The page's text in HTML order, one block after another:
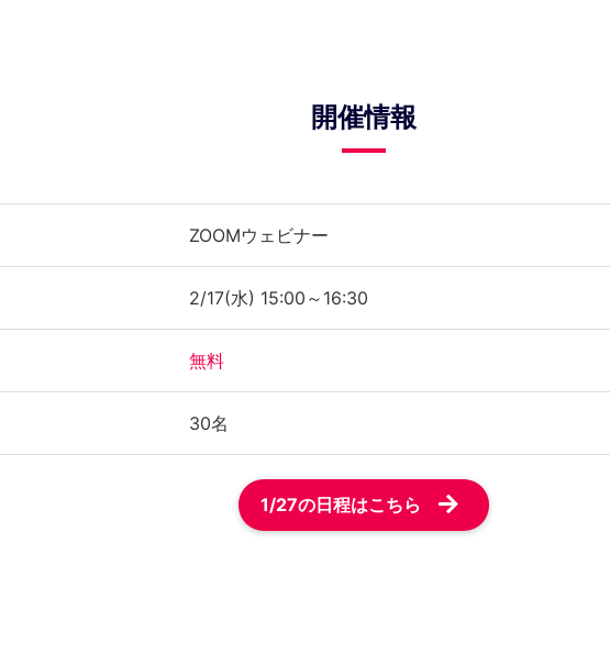
開催情報
ZOOMウェビナー
2/17(水) 15:00～16:30
無料
30名
1/27の日程はこちら